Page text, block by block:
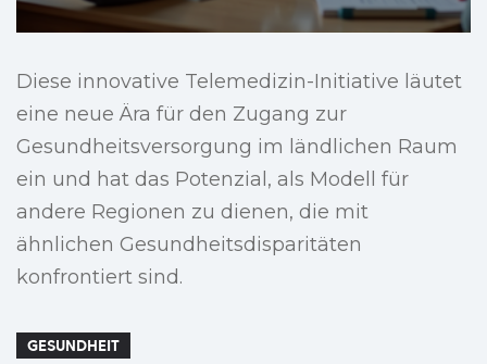
Diese innovative Telemedizin-Initiative läutet
eine neue Ära für den Zugang zur
Gesundheitsversorgung im ländlichen Raum
ein und hat das Potenzial, als Modell für
andere Regionen zu dienen, die mit
ähnlichen Gesundheitsdisparitäten
konfrontiert sind.
GESUNDHEIT